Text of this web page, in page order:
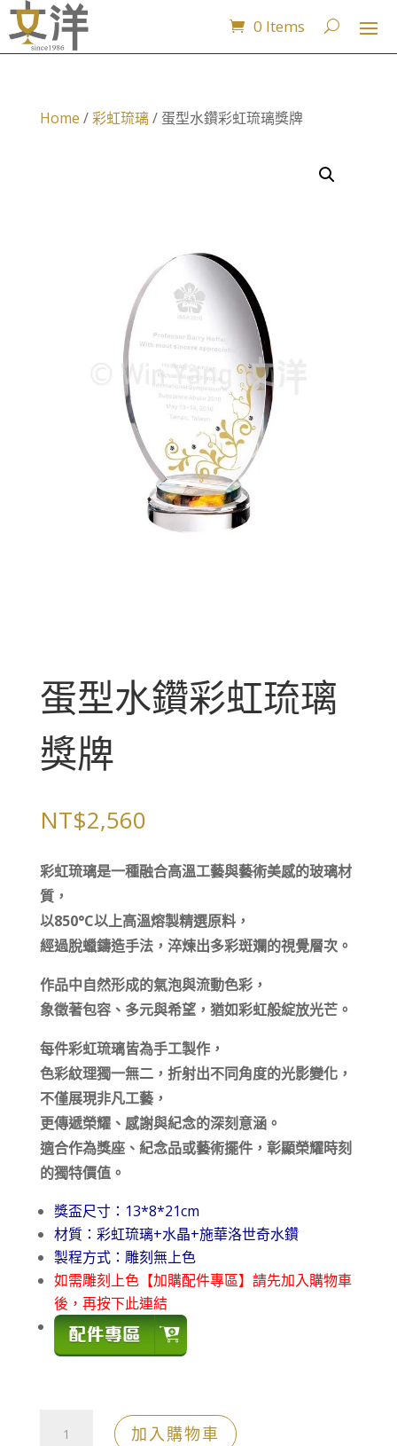
0 Items
Home /彩虹琉璃/ 蛋型水鑽彩虹琉璃獎牌
蛋型水鑽彩虹琉璃
獎牌
NT$2,560
彩虹琉璃是一種融合高溫工藝與藝術美感的玻璃材
質，
以850°C以上高溫熔製精選原料，
經過脫蠟鑄造手法，淬煉出多彩斑斕的視覺層次。
作品中自然形成的氣泡與流動色彩，
象徵著包容、多元與希望，猶如彩虹般綻放光芒。
每件彩虹琉璃皆為手工製作，
色彩紋理獨一無二，折射出不同角度的光影變化，
不僅展現非凡工藝，
更傳遞榮耀、感謝與紀念的深刻意涵。
適合作為獎座、紀念品或藝術擺件，彰顯榮耀時刻
的獨特價值。
獎盃尺寸：13*8*21cm
材質：彩虹琉璃+水晶+施華洛世奇水鑽
製程方式：雕刻無上色
如需雕刻上色【加購配件專區】請先加入購物車
後，再按下此連結
加入購物車